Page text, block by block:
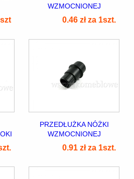
WZMOCNIONEJ
0.46 zł za 1szt.
PRZEDŁUŻKA NÓŻKI
WZMOCNIONEJ
0.91 zł za 1szt.